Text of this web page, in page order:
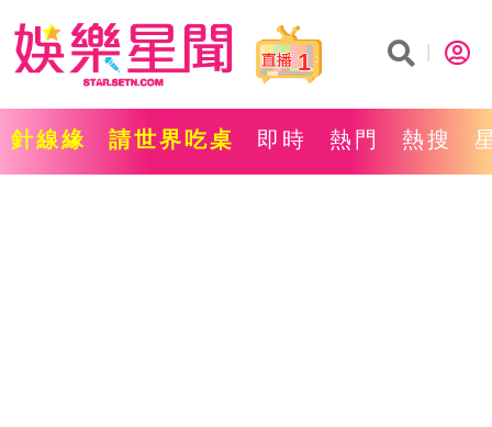
1
針線緣 請世界吃桌 即時 熱門 熱搜